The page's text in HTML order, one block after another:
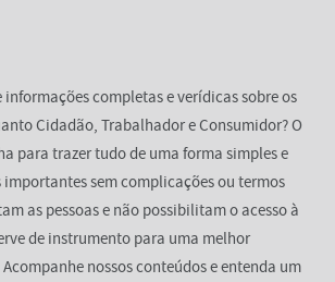
informações completas e verídicas sobre os
Cidadão, Trabalhador e Consumidor? O
para trazer tudo de uma forma simples e
sem complicações ou termos
as pessoas e não possibilitam o acesso à
de instrumento para uma melhor
nossos conteúdos e entenda um